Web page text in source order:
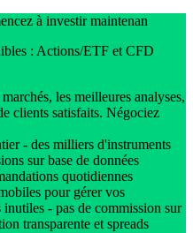
à investir maintenan
: Actions/ETF et CFD
les meilleures analyses,
clients satisfaits. Négociez
- des milliers d'instruments
sur base de données
quotidiennes
pour gérer vos
- pas de commission sur
transparente et spreads